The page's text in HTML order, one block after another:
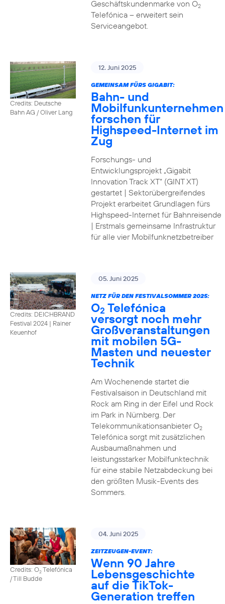
Geschäftskundenmarke von O2
Telefónica – erweitert sein
Serviceangebot.
Credits: Deutsche
Bahn AG / Oliver Lang
12. Juni 2025
GEMEINSAM FÜRS GIGABIT:
Bahn- und
Mobilfunkunternehmen
forschen für
Highspeed-Internet im
Zug
Forschungs- und
Entwicklungsprojekt „Gigabit
Innovation Track XT“ (GINT XT)
gestartet | Sektorübergreifendes
Projekt erarbeitet Grundlagen fürs
Highspeed-Internet für Bahnreisende
| Erstmals gemeinsame Infrastruktur
für alle vier Mobilfunknetzbetreiber
Credits: DEICHBRAND
Festival 2024 | Rainer
Keuenhof
05. Juni 2025
NETZ FÜR DEN FESTIVALSOMMER 2025:
O2 Telefónica
versorgt noch mehr
Großveranstaltungen
mit mobilen 5G-
Masten und neuester
Technik
Am Wochenende startet die
Festivalsaison in Deutschland mit
Rock am Ring in der Eifel und Rock
im Park in Nürnberg. Der
Telekommunikationsanbieter O2
Telefónica sorgt mit zusätzlichen
Ausbaumaßnahmen und
leistungsstarker Mobilfunktechnik
für eine stabile Netzabdeckung bei
den größten Musik-Events des
Sommers.
Credits: O2Telefónica
/ Till Budde
04. Juni 2025
ZEITZEUGEN-EVENT:
Wenn 90 Jahre
Lebensgeschichte
auf die TikTok-
Generation treffen